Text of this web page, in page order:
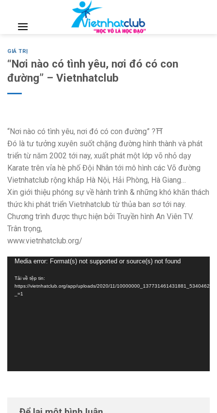
content
GIÁ TRỊ
“Nơi nào có tình yêu, nơi đó có con
đường” – Vietnhatclub
“Nơi nào có tình yêu, nơi đó có con đường” ?⛩
Đó là tư tưởng xuyên suốt chặng đường hình thành và phát
triển từ năm 2002 tới nay, xuất phát một lớp võ nhỏ dạy
Karate trên vỉa hè phố Đội Nhân tới mô hình các Võ đường
Vietnhatclub rộng khắp Hà Nội, Hải Phòng, Hà Giang…
Xin giới thiệu phóng sự về hành trình & những khó khăn thách
thức khi phát triển Vietnhatclub từ thủa ban sơ tới nay.
Chương trình được thực hiện bởi Truyền hình An Viên TV.
Trân trọng,
www.vietnhatclub.org/
Trình
chơi
Video
Media error: Format(s) not supported or source(s) not found
Tải về tệp tin:
https://vietnhatclub.org/app/uploads/2020/11/
_=1